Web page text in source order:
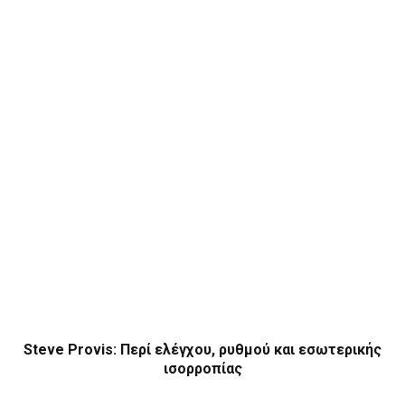
Steve Provis: Περί ελέγχου, ρυθμού και εσωτερικής
ισορροπίας